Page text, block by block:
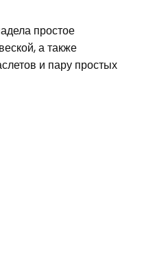
простое
а также
и пару простых